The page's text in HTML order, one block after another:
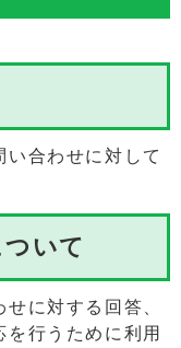
合わせに対して
いて
に対する回答、
を行うために利用